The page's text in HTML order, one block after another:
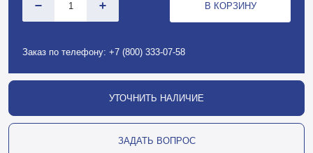
В КОРЗИНУ
Заказ по телефону: +7 (800) 333-07-58
УТОЧНИТЬ НАЛИЧИЕ
ЗАДАТЬ ВОПРОС